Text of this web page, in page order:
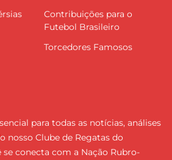
Contribuições para o
Futebol Brasileiro
Torcedores Famosos
para todas as notícias, análises
nosso Clube de Regatas do
conecta com a Nação Rubro-